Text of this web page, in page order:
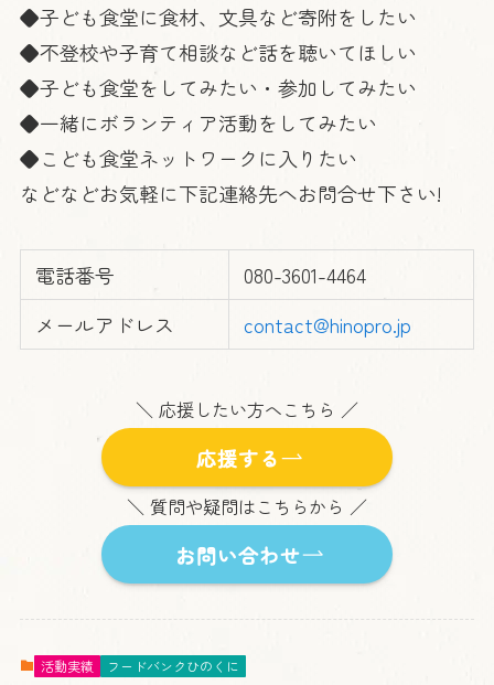
◆子ども食堂に食材、文具など寄附をしたい
◆不登校や子育て相談など話を聴いてほしい
◆子ども食堂をしてみたい・参加してみたい
◆一緒にボランティア活動をしてみたい
◆こども食堂ネットワークに入りたい
などなどお気軽に下記連絡先へお問合せ下さい!
電話番号
080-3601-4464
メールアドレス
contact@hinopro.jp
＼ 応援したい方へこちら ／
応援する
＼ 質問や疑問はこちらから ／
お問い合わせ
活動実績 フードバンクひのくに